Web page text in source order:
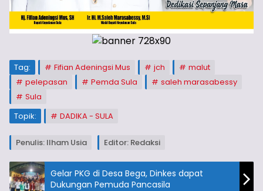
Tag: Fifian Adeningsi Mus jch
malut
pelepasan
Pemda Sula
saleh marasabessy
Sula
Topik:
DADIKA - SULA
Penulis: Ilham Usia Editor: Redaksi
Gelar PKG di Desa Bega, Dinkes dapat
Dukungan Pemuda Pancasila